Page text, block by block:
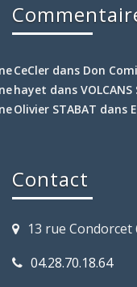
CeCler dans Don
hayet dans
Olivier STABAT dans
Contact
13 rue
04.28.70.18.64